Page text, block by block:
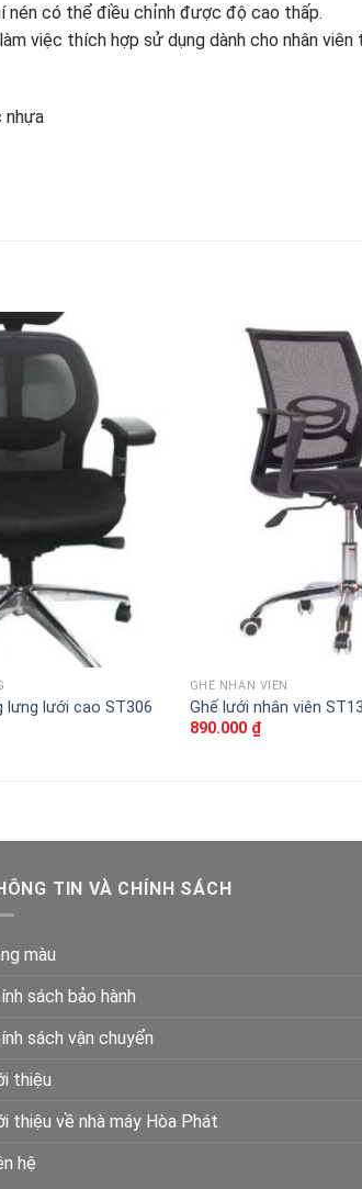
nén có thể điều chỉnh được độ cao thấp.
việc thích hợp sử dụng dành cho nhân viên
nhựa
vào
sản
phẩm
yêu
thích
lưng lưới cao ST306
GHẾ NHÂN VIÊN
Ghế lưới nhân viên
890.000 ₫
TIN VÀ CHÍNH SÁCH
màu
sách bảo hành
sách vận chuyển
thiệu
thiệu về nhà máy Hòa Phát
hệ